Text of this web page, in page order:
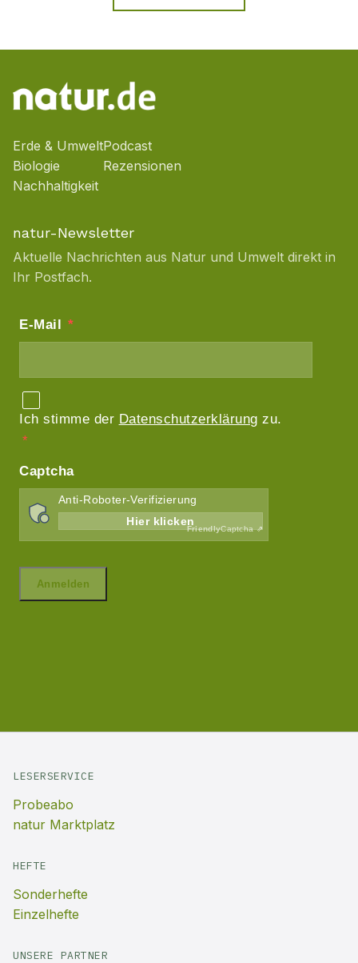
Erde & Umwelt
Biologie
Nachhaltigkeit
Podcast
Rezensionen
natur-Newsletter
Aktuelle Nachrichten aus Natur und Umwelt direkt in
Ihr Postfach.
LESERSERVICE
Probeabo
natur Marktplatz
HEFTE
Sonderhefte
Einzelhefte
UNSERE PARTNER